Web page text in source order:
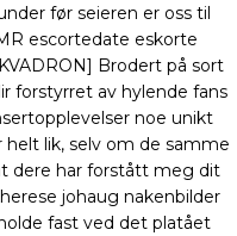
før seieren er oss til
escortedate eskorte
Brodert på sort
forstyrret av hylende fans
noe unikt
lik, selv om de samme
dere har forstått meg dit
johaug nakenbilder
fast ved det platået